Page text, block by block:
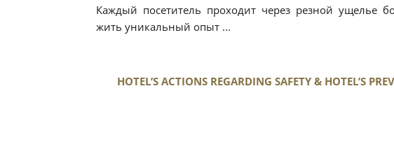
Каждый посетитель проходит через резной ущелье
жить уникальный опыт ...
HOTEL’S ACTIONS REGARDING SAFETY & HOTEL’S